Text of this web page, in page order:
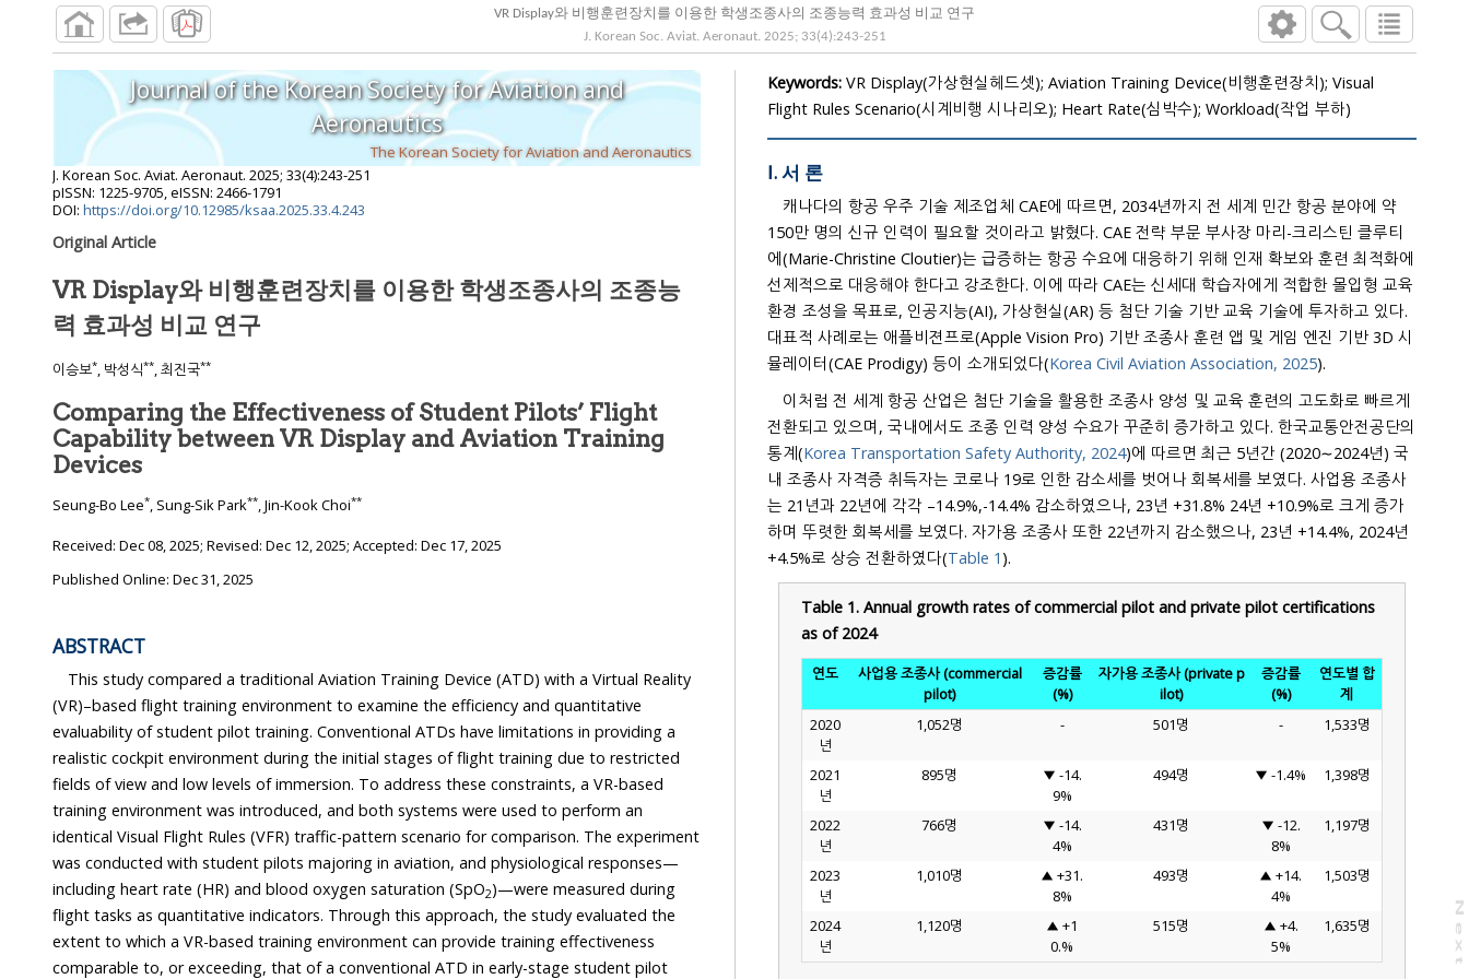
VR Display와 비행훈련장치를 이용한 학생조종사의 조종능력 효과성 비교 연구
J. Korean Soc. Aviat. Aeronaut. 2025; 33(4):243-251
N
e
x
t
a
g
Journal of the Korean Society for Aviation and
Aeronautics
The Korean Society for Aviation and Aeronautics
J. Korean Soc. Aviat. Aeronaut. 2025; 33(4):243-251
pISSN: 1225-9705, eISSN: 2466-1791
DOI: https://doi.org/10.12985/ksaa.2025.33.4.243
Original Article
VR Display와 비행훈련장치를 이용한 학생조종사의 조종능
력 효과성 비교 연구
이승보*, 박성식**, 최진국**
Comparing the Effectiveness of Student Pilots’ Flight
Capability between VR Display and Aviation Training
Devices
Seung-Bo Lee*, Sung-Sik Park**, Jin-Kook Choi**
Received: Dec 08, 2025; Revised: Dec 12, 2025; Accepted: Dec 17, 2025
Published Online: Dec 31, 2025
ABSTRACT
This study compared a traditional Aviation Training Device (ATD) with a Virtual Reality
(VR)–based flight training environment to examine the efficiency and quantitative
evaluability of student pilot training. Conventional ATDs have limitations in providing a
realistic cockpit environment during the initial stages of flight training due to restricted
fields of view and low levels of immersion. To address these constraints, a VR-based
training environment was introduced, and both systems were used to perform an
identical Visual Flight Rules (VFR) traffic-pattern scenario for comparison. The experiment
was conducted with student pilots majoring in aviation, and physiological responses—
including heart rate (HR) and blood oxygen saturation (SpO2)—were measured during
flight tasks as quantitative indicators. Through this approach, the study evaluated the
extent to which a VR-based training environment can provide training effectiveness
comparable to, or exceeding, that of a conventional ATD in early-stage student pilot
Keywords: VR Display(가상현실헤드셋); Aviation Training Device(비행훈련장치); Visual
Flight Rules Scenario(시계비행 시나리오); Heart Rate(심박수); Workload(작업 부하)
Ⅰ. 서 론
캐나다의 항공 우주 기술 제조업체 CAE에 따르면, 2034년까지 전 세계 민간 항공 분야에 약
150만 명의 신규 인력이 필요할 것이라고 밝혔다. CAE 전략 부문 부사장 마리-크리스틴 클루티
에(Marie-Christine Cloutier)는 급증하는 항공 수요에 대응하기 위해 인재 확보와 훈련 최적화에
선제적으로 대응해야 한다고 강조한다. 이에 따라 CAE는 신세대 학습자에게 적합한 몰입형 교육
환경 조성을 목표로, 인공지능(AI), 가상현실(AR) 등 첨단 기술 기반 교육 기술에 투자하고 있다.
대표적 사례로는 애플비젼프로(Apple Vision Pro) 기반 조종사 훈련 앱 및 게임 엔진 기반 3D 시
뮬레이터(CAE Prodigy) 등이 소개되었다(
Korea Civil Aviation Association, 2025).
이처럼 전 세계 항공 산업은 첨단 기술을 활용한 조종사 양성 및 교육 훈련의 고도화로 빠르게
전환되고 있으며, 국내에서도 조종 인력 양성 수요가 꾸준히 증가하고 있다. 한국교통안전공단의
통계(
Korea Transportation Safety Authority, 2024)에 따르면 최근 5년간 (2020∼2024년) 국
내 조종사 자격증 취득자는 코로나 19로 인한 감소세를 벗어나 회복세를 보였다. 사업용 조종사
는 21년과 22년에 각각 –14.9%,-14.4% 감소하였으나, 23년 +31.8% 24년 +10.9%로 크게 증가
하며 뚜렷한 회복세를 보였다. 자가용 조종사 또한 22년까지 감소했으나, 23년 +14.4%, 2024년
+4.5%로 상승 전환하였다(Table 1 ).
Table 1. Annual growth rates of commercial pilot and private pilot certifications
as of 2024
연도
사업용 조종사 (commercial
pilot)
증감률
(%)
자가용 조종사 (private p
ilot)
증감률
(%)
연도별 합
계
2020
년
1,052명 - 501명 - 1,533명
2021
년
895명
▼ -14.
9%
494명 ▼ -1.4% 1,398명
2022
년
766명
▼ -14.
4%
431명
▼ -12.
8%
1,197명
2023
년
1,010명
▲ +31.
8%
493명
▲ +14.
4%
1,503명
2024
년
1,120명
▲ +1
0.%
515명
▲ +4.
5%
1,635명